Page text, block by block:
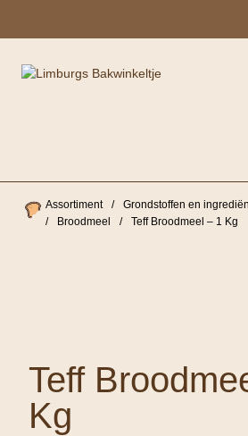
Assortiment / Grondstoffen en
/
Broodmeel / Teff Broodmeel – 1 Kg
Teff
Kg